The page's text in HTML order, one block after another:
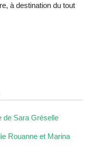
à destination du tout
de Sara Gréselle
Rouanne et Marina